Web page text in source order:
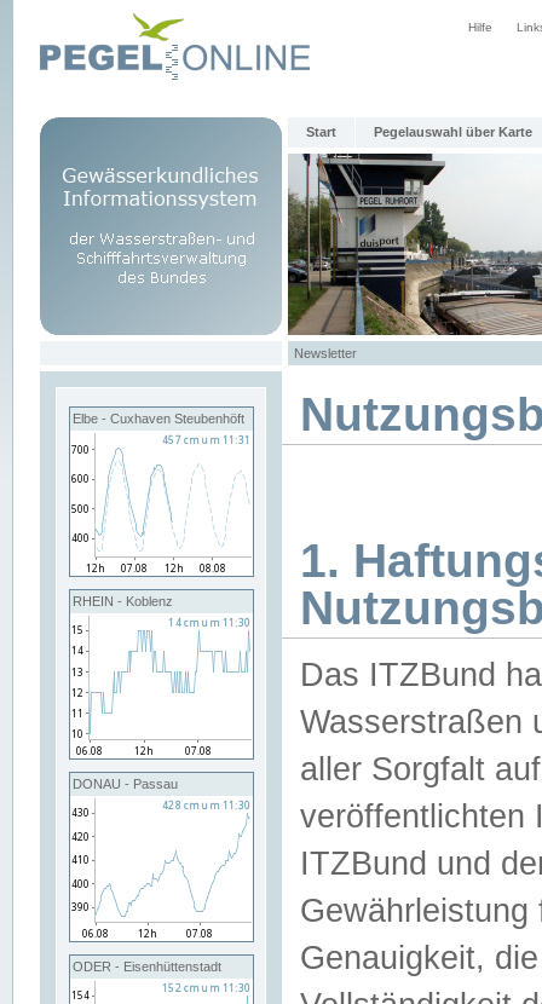
Hilfe
Start Pegelauswahl über Karte
Newsletter
Elbe - Cuxhaven Steubenhöft
RHEIN - Koblenz
DONAU - Passau
ODER - Eisenhüttenstadt
1.
Das ITZBund
Wasserstraßen
aller Sorgfalt
veröffentlichten
ITZBund und
Genauigkeit,